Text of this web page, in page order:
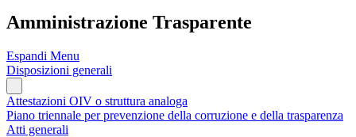
Amministrazione Trasparente
Espandi Menu
Disposizioni generali
Attestazioni OIV o struttura analoga
Piano triennale per prevenzione della corruzione e della trasparenza
Atti generali